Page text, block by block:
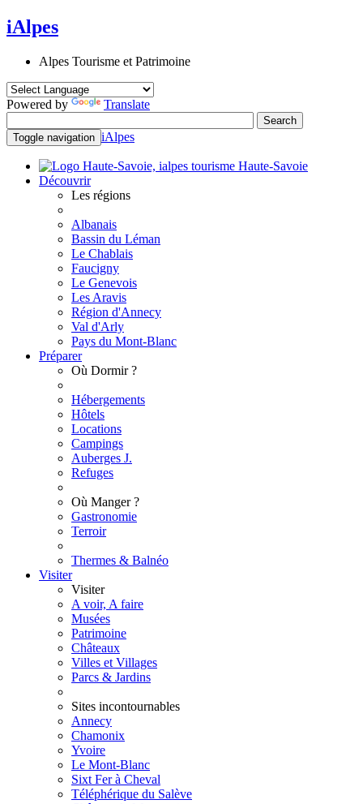
iAlpes
Alpes Tourisme et Patrimoine
Powered by Translate
Toggle navigation iAlpes
Haute-Savoie
Découvrir
Les régions
Albanais
Bassin du Léman
Le Chablais
Faucigny
Le Genevois
Les Aravis
Région d'Annecy
Val d'Arly
Pays du Mont-Blanc
Préparer
Où Dormir ?
Hébergements
Hôtels
Locations
Campings
Auberges J.
Refuges
Où Manger ?
Gastronomie
Terroir
Thermes & Balnéo
Visiter
Visiter
A voir, A faire
Musées
Patrimoine
Châteaux
Villes et Villages
Parcs & Jardins
Sites incontournables
Annecy
Chamonix
Yvoire
Le Mont-Blanc
Sixt Fer à Cheval
Téléphérique du Salève